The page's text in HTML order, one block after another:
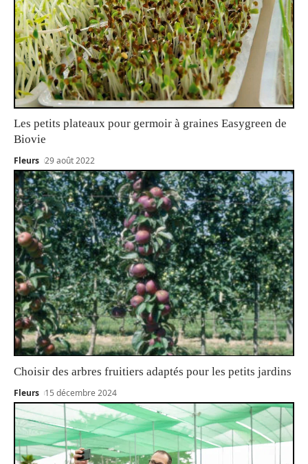
Les petits plateaux pour germoir à graines Easygreen de
Biovie
Fleurs 29 août 2022
Choisir des arbres fruitiers adaptés pour les petits jardins
Fleurs 15 décembre 2024